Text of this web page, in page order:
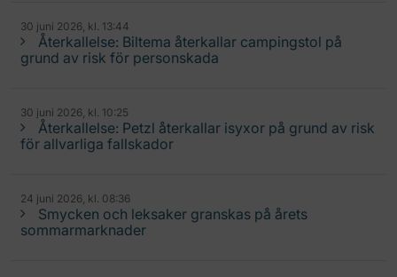
30 juni 2026, kl. 13:44
Återkallelse: Biltema återkallar campingstol på
grund av risk för personskada
30 juni 2026, kl. 10:25
Återkallelse: Petzl återkallar isyxor på grund av risk
för allvarliga fallskador
24 juni 2026, kl. 08:36
Smycken och leksaker granskas på årets
sommarmarknader